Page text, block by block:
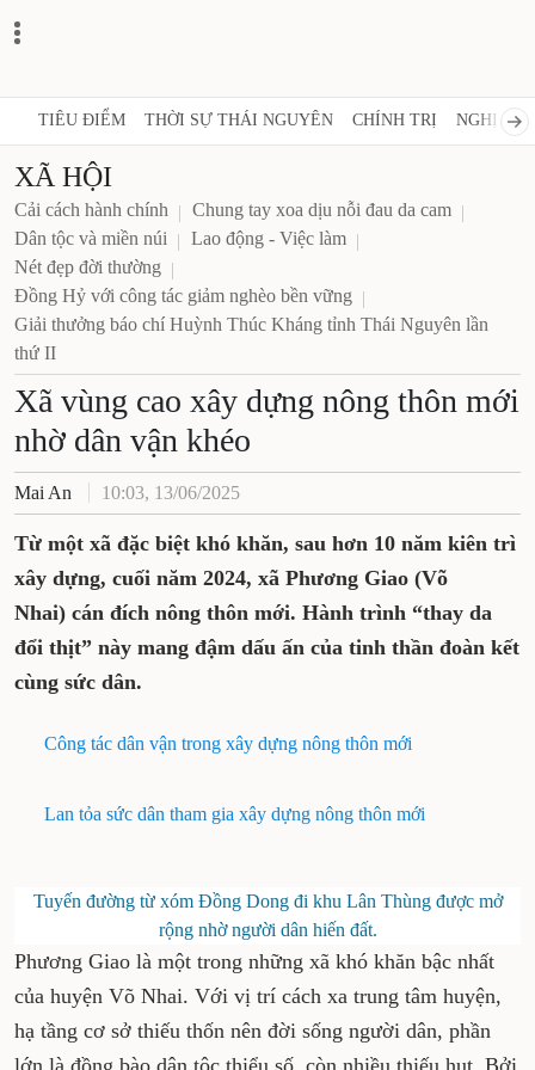
TIÊU ĐIỂM THỜI SỰ THÁI NGUYÊN CHÍNH TRỊ NGHỊ
XÃ HỘI
Cải cách hành chính
Chung tay xoa dịu nỗi đau da cam
Dân tộc và miền núi
Lao động - Việc làm
Nét đẹp đời thường
Đồng Hỷ với công tác giảm nghèo bền vững
Giải thưởng báo chí Huỳnh Thúc Kháng tỉnh Thái Nguyên lần
thứ II
Xã vùng cao xây dựng nông thôn mới
nhờ dân vận khéo
Mai An 10:03, 13/06/2025
Từ một xã đặc biệt khó khăn, sau hơn 10 năm kiên trì
xây dựng, cuối năm 2024, xã Phương Giao (Võ
Nhai) cán đích nông thôn mới. Hành trình “thay da
đổi thịt” này mang đậm dấu ấn của tinh thần đoàn kết
cùng sức dân.
Công tác dân vận trong xây dựng nông thôn mới
Lan tỏa sức dân tham gia xây dựng nông thôn mới
Tuyến đường từ xóm Đồng Dong đi khu Lân Thùng được mở
rộng nhờ người dân hiến đất.
Phương Giao là một trong những xã khó khăn bậc nhất
của huyện Võ Nhai. Với vị trí cách xa trung tâm huyện,
hạ tầng cơ sở thiếu thốn nên đời sống người dân, phần
lớn là đồng bào dân tộc thiểu số, còn nhiều thiếu hụt. Bởi